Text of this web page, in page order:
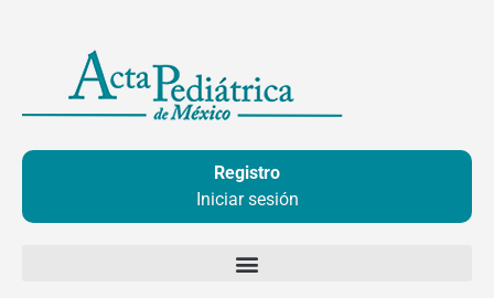
contenido
Registro
Iniciar sesión